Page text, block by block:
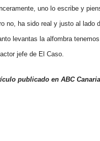
uno lo escribe y
no, ha sido real y justo al lado
levantas la alfombra
jefe de El Caso.
publicado en ABC